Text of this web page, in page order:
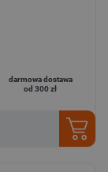
darmowa dostawa
od 300 zł